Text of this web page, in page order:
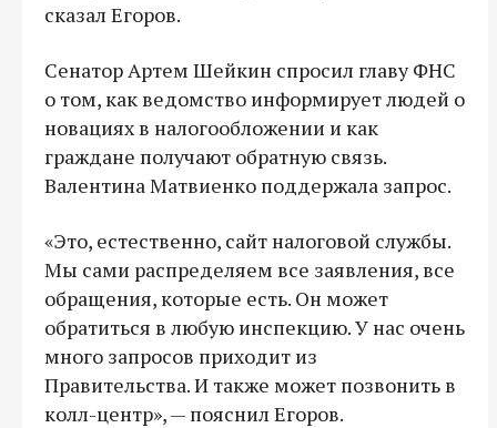
сказал Егоров.
Сенатор Артем Шейкин спросил главу ФНС
о том, как ведомство информирует людей о
новациях в налогообложении и как
граждане получают обратную связь.
Валентина Матвиенко поддержала запрос.
«Это, естественно, сайт налоговой службы.
Мы сами распределяем все заявления, все
обращения, которые есть. Он может
обратиться в любую инспекцию. У нас очень
много запросов приходит из
Правительства. И также может позвонить в
колл-центр», — пояснил Егоров.